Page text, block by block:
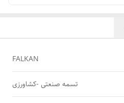
FALKAN
تسمه صنعتی -کشاورزی